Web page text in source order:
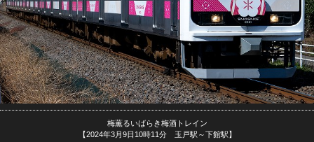
梅薫るいばらき梅酒トレイン
【2024年3月9日10時11分 玉戸駅～下館駅】